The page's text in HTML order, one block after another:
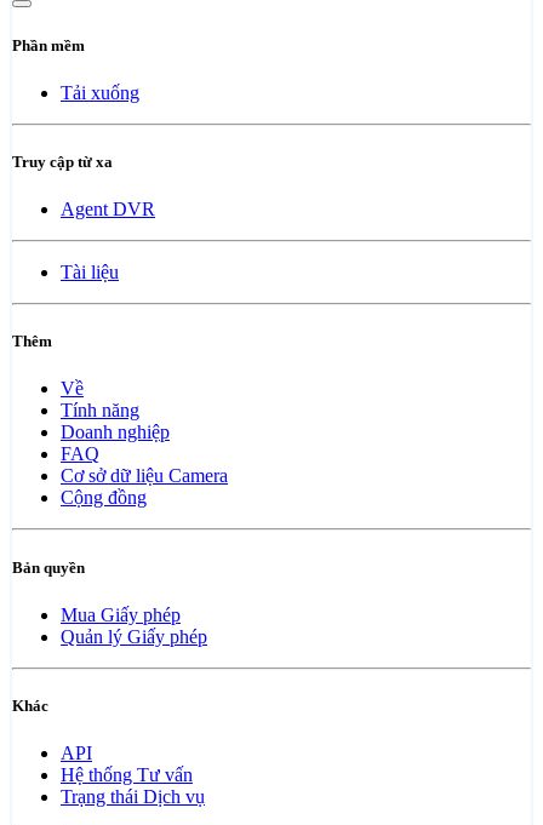
Phần mềm
Tải xuống
Truy cập từ xa
Agent DVR
Tài liệu
Thêm
Về
Tính năng
Doanh nghiệp
FAQ
Cơ sở dữ liệu Camera
Cộng đồng
Bản quyền
Mua Giấy phép
Quản lý Giấy phép
Khác
API
Hệ thống Tư vấn
Trạng thái Dịch vụ